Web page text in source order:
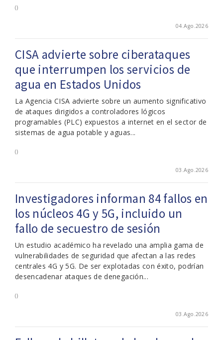
()
04.Ago.2026
CISA advierte sobre ciberataques
que interrumpen los servicios de
agua en Estados Unidos
La Agencia CISA advierte sobre un aumento significativo
de ataques dirigidos a controladores lógicos
programables (PLC) expuestos a internet en el sector de
sistemas de agua potable y aguas...
()
03.Ago.2026
Investigadores informan 84 fallos en
los núcleos 4G y 5G, incluido un
fallo de secuestro de sesión
Un estudio académico ha revelado una amplia gama de
vulnerabilidades de seguridad que afectan a las redes
centrales 4G y 5G. De ser explotadas con éxito, podrían
desencadenar ataques de denegación...
()
03.Ago.2026